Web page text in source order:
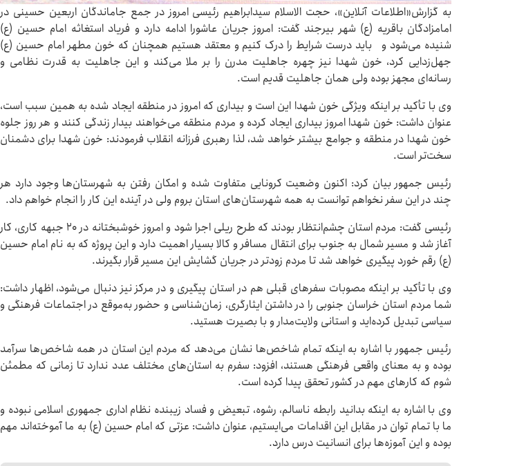
به گزارش«اطلاعات آنلاین»، حجت الاسلام سیدابراهیم رئیسی امروز در جمع جاماندگان اربعین حسینی در
امامزادگان باقریه (ع) شهر بیرجند گفت: امروز جریان عاشورا ادامه دارد و فریاد استغاثه امام حسین (ع)
شنیده می‌شود و باید درست شرایط را درک کنیم و معتقد هستیم همچنان که خون مطهر امام حسین (ع)
جهل‌زدایی کرد، خون شهدا نیز چهره جاهلیت مدرن را بر ملا می‌کند و این جاهلیت به قدرت نظامی و
رسانه‌ای مجهز بوده ولی همان جاهلیت قدیم است.
وی با تأکید بر اینکه ویژگی خون شهدا این است و بیداری که امروز در منطقه ایجاد شده به همین سبب است،
عنوان داشت: خون شهدا امروز بیداری ایجاد کرده و مردم منطقه می‌خواهند بیدار زندگی کنند و هر روز جلوه
خون شهدا در منطقه و جوامع بیشتر خواهد شد، لذا رهبری فرزانه انقلاب فرمودند: خون شهدا برای دشمنان
سخت‌تر است.
رئیس جمهور بیان کرد: اکنون وضعیت کرونایی متفاوت شده و امکان رفتن به شهرستان‌ها وجود دارد هر
چند در این سفر نخواهم توانست به همه شهرستان‌های استان بروم ولی در آینده این کار را انجام خواهم داد.
رئیسی گفت: مردم استان چشم‌انتظار بودند که طرح ریلی اجرا شود و امروز خوشبختانه در ۲۰ جبهه کاری، کار
آغاز شد و مسیر شمال به جنوب برای انتقال مسافر و کالا بسیار اهمیت دارد و این پروژه که به نام امام حسین
(ع) رقم خورد پیگیری خواهد شد تا مردم زودتر در جریان گشایش این مسیر قرار بگیرند.
وی با تأکید بر اینکه مصوبات سفرهای قبلی هم در استان پیگیری و در مرکز نیز دنبال می‌شود، اظهار داشت:
شما مردم استان خراسان جنوبی را در داشتن ایثارگری، زمان‌شناسی و حضور به‌موقع در اجتماعات فرهنگی و
سیاسی تبدیل کرده‌اید و استانی ولایت‌مدار و با بصیرت هستید‌.
رئیس جمهور با اشاره به اینکه تمام شاخص‌ها نشان می‌دهد که مردم این استان در همه شاخص‌ها سرآمد
بوده و به معنای واقعی فرهنگی هستند‌، افزود: سفرم به استان‌های مختلف عدد ندارد تا زمانی که مطمئن
شوم که کارهای مهم در کشور تحقق پیدا کرده است.
وی با اشاره به اینکه بدانید رابطه ناسالم، رشوه، تبعیض و فساد زیبنده نظام اداری جمهوری اسلامی نبوده و
ما با تمام توان در مقابل این اقدامات می‌ایستیم، عنوان داشت: عزتی که امام حسین (ع) به ما آموخته‌اند مهم
بوده و این آموزه‌ها برای انسانیت درس دارد.